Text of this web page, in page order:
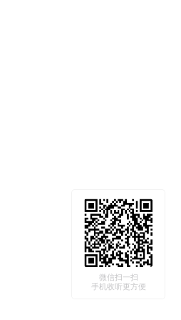
微信扫一扫
手机收听更方便